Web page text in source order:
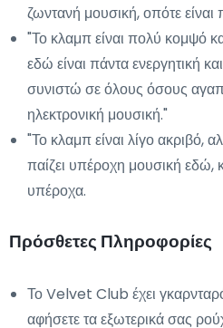
ζωντανή μουσική, οπότε
"Το κλαμπ είναι πολύ κομψό
εδώ είναι πάντα ενεργητική
συνιστώ σε όλους όσους
ηλεκτρονική μουσική."
"Το κλαμπ είναι λίγο ακριβό,
παίζει υπέροχη μουσική εδώ,
υπέροχα.
Πρόσθετες Πληροφορίες
Το Velvet Club έχει
αφήσετε τα εξωτερικά σας